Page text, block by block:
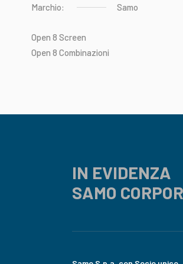
Marchio: Samo
Open 8 Screen
Open 8 Combinazioni
IN EVIDENZA
SAMO